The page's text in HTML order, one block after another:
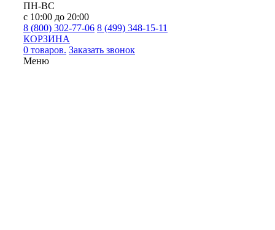
ПН-ВС
с 10:00 до 20:00
8 (800) 302-77-06 8 (499) 348-15-11
КОРЗИНА
0 товаров. Заказать звонок
Меню